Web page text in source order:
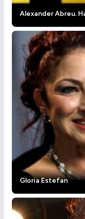
Alexander Abreu.
Gloria Estefan